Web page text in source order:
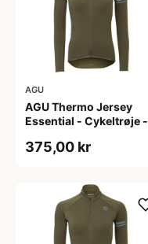
AGU
AGU Thermo Jersey
Essential - Cykeltrøje -
S
375,00 kr